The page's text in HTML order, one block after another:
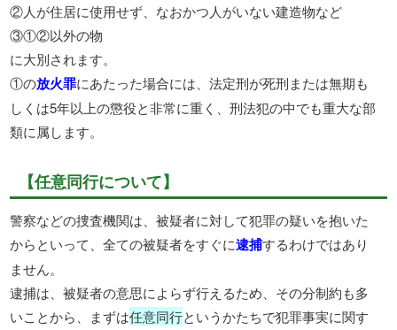
②人が住居に使用せず、なおかつ人がいない建造物など
③①②以外の物
に大別されます。
①の放火罪にあたった場合には、法定刑が死刑または無期も
しくは5年以上の懲役と非常に重く、刑法犯の中でも重大な部
類に属します。
【任意同行について】
警察などの捜査機関は、被疑者に対して犯罪の疑いを抱いた
からといって、全ての被疑者をすぐに逮捕するわけではあり
ません。
逮捕は、被疑者の意思によらず行えるため、その分制約も多
いことから、まずは任意同行というかたちで犯罪事実に関す